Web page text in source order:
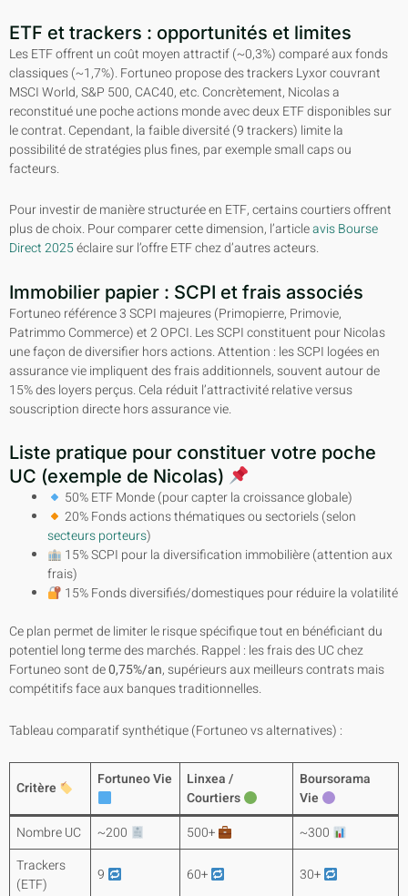
ETF et trackers : opportunités et limites
Les ETF offrent un coût moyen attractif (~0,3%) comparé aux fonds
classiques (~1,7%). Fortuneo propose des trackers Lyxor couvrant
MSCI World, S&P 500, CAC40, etc. Concrètement, Nicolas a
reconstitué une poche actions monde avec deux ETF disponibles sur
le contrat. Cependant, la faible diversité (9 trackers) limite la
possibilité de stratégies plus fines, par exemple small caps ou
facteurs.
Pour investir de manière structurée en ETF, certains courtiers offrent
plus de choix. Pour comparer cette dimension, l’articleavis Bourse
Direct 2025éclaire sur l’offre ETF chez d’autres acteurs.
Immobilier papier : SCPI et frais associés
Fortuneo référence 3 SCPI majeures (Primopierre, Primovie,
Patrimmo Commerce) et 2 OPCI. Les SCPI constituent pour Nicolas
une façon de diversifier hors actions. Attention : les SCPI logées en
assurance vie impliquent des frais additionnels, souvent autour de
15% des loyers perçus. Cela réduit l’attractivité relative versus
souscription directe hors assurance vie.
Liste pratique pour constituer votre poche
UC (exemple de Nicolas)
50% ETF Monde (pour capter la croissance globale)
20% Fonds actions thématiques ou sectoriels (selon
secteurs porteurs)
15% SCPI pour la diversification immobilière (attention aux
frais)
15% Fonds diversifiés/domestiques pour réduire la volatilité
Ce plan permet de limiter le risque spécifique tout en bénéficiant du
potentiel long terme des marchés. Rappel : les frais des UC chez
Fortuneo sont de0,75%/an, supérieurs aux meilleurs contrats mais
compétitifs face aux banques traditionnelles.
Tableau comparatif synthétique (Fortuneo vs alternatives) :
Critère Fortuneo Vie
Linxea /
Courtiers
Boursorama
Vie
Nombre UC
~200 500+
~300
Trackers
(ETF)
9 60+ 30+